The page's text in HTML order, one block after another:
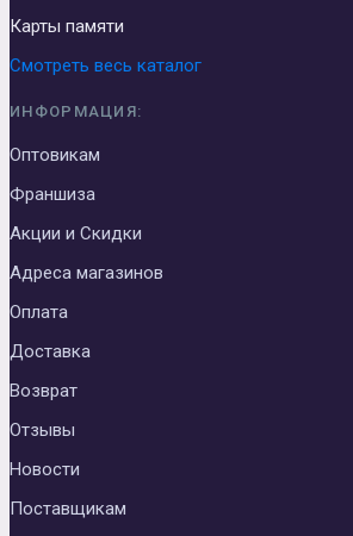
Карты памяти
Смотреть весь каталог
ИНФОРМАЦИЯ:
Оптовикам
Франшиза
Акции и Скидки
Адреса магазинов
Оплата
Доставка
Возврат
Отзывы
Новости
Поставщикам